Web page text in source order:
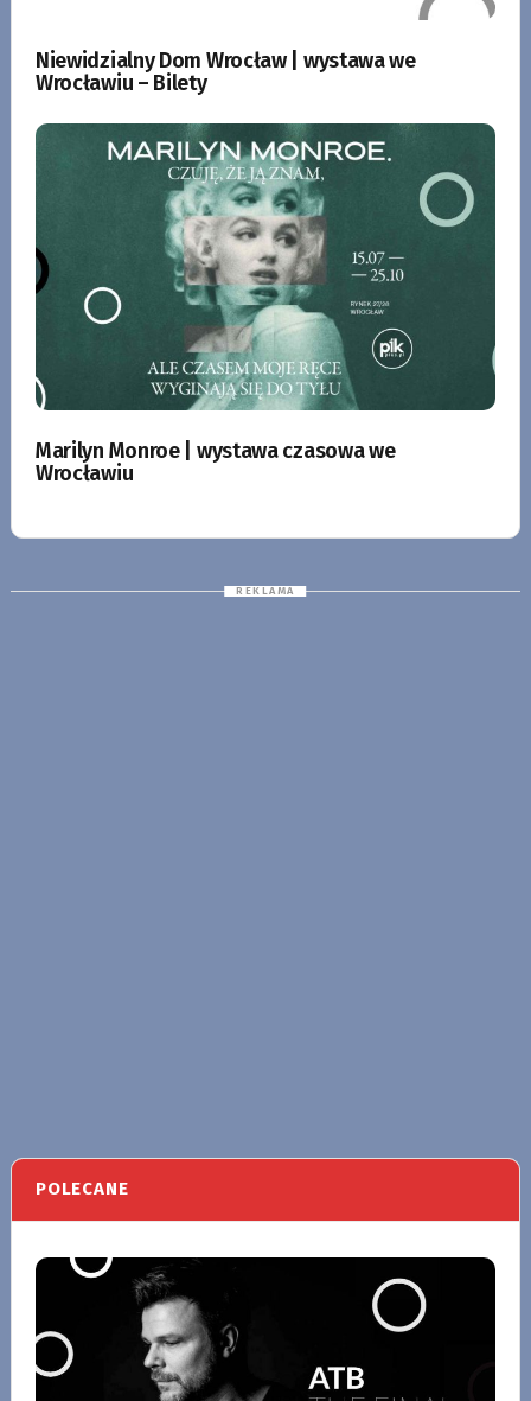
Niewidzialny Dom Wrocław | wystawa we
Wrocławiu – Bilety
Marilyn Monroe | wystawa czasowa we
Wrocławiu
POLECANE